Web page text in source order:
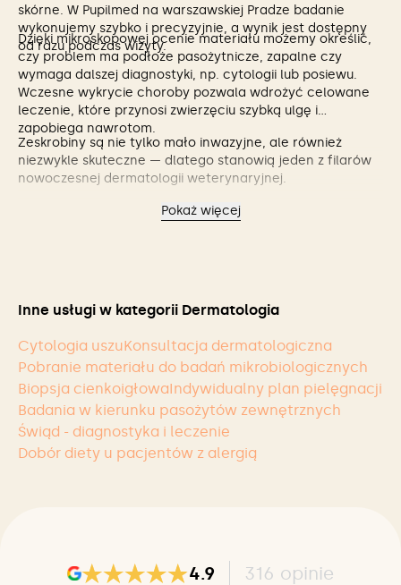
skórne. W Pupilmed na warszawskiej Pradze badanie
wykonujemy szybko i precyzyjnie, a wynik jest dostępny
od razu podczas wizyty.
Dzięki mikroskopowej ocenie materiału możemy określić,
czy problem ma podłoże pasożytnicze, zapalne czy
wymaga dalszej diagnostyki, np. cytologii lub posiewu.
Wczesne wykrycie choroby pozwala wdrożyć celowane
leczenie, które przynosi zwierzęciu szybką ulgę i
zapobiega nawrotom.
Zeskrobiny są nie tylko mało inwazyjne, ale również
niezwykle skuteczne — dlatego stanowią jeden z filarów
nowoczesnej dermatologii weterynaryjnej.
Pokaż więcej
Inne usługi w kategorii Dermatologia
Cytologia uszuKonsultacja dermatologiczna
Pobranie materiału do badań mikrobiologicznych
Biopsja cienkoigłowaIndywidualny plan pielęgnacji
Badania w kierunku pasożytów zewnętrznych
Świąd - diagnostyka i leczenie
Dobór diety u pacjentów z alergią
4.9 316 opinie